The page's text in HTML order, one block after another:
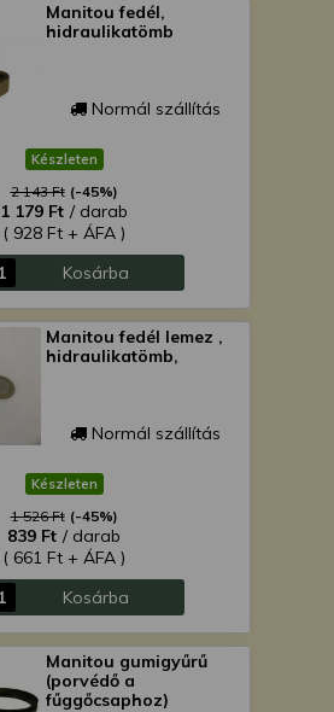
Manitou fedél,
hidraulikatömb
Normál szállítás
Készleten
2 143 Ft (-45%)
1 179 Ft / darab
( 928 Ft + ÁFA )
Kosárba
Manitou fedél lemez ,
hidraulikatömb,
Normál szállítás
Készleten
1 526 Ft (-45%)
839 Ft / darab
( 661 Ft + ÁFA )
Kosárba
Manitou gumigyűrű
(porvédő a
fűggőcsaphoz)